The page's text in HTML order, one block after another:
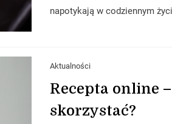
napotykają w codziennym
Aktualności
Recepta online
skorzystać?